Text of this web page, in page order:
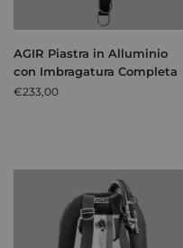
AGIR Piastra in Alluminio
con Imbragatura Completa
€233,00